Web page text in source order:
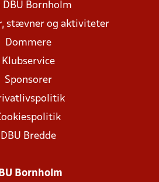
DBU Bornholm
stævner og aktiviteter
Dommere
Klubservice
Sponsorer
DBU Bredde
Bornholm